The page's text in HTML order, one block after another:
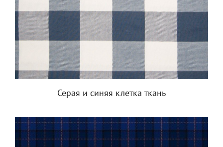
Серая и синяя клетка ткань